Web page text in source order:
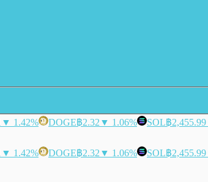
▼ 1.42% DOGE฿2.32 ▼ 1.06% SOL฿2,455.99
▼ 1.42% DOGE฿2.32 ▼ 1.06% SOL฿2,455.99